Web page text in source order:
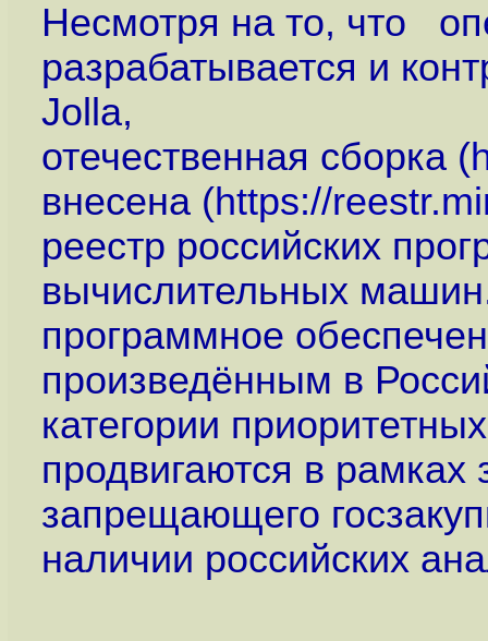
Несмотря на то, что
разрабатывается и
Jolla,
отечественная сборка (
внесена (https://
реестр российских
вычислительных
программное
произведённым в
категории
продвигаются в рамках
запрещающего
наличии российских